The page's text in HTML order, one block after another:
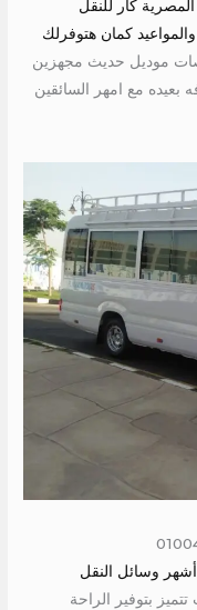
كار للنقل
كمان هتوفرلك
موديل حديث مجهزين
بعيده مع امهر السائقين
أشهر وسائل النقل
بتوفير الراحة